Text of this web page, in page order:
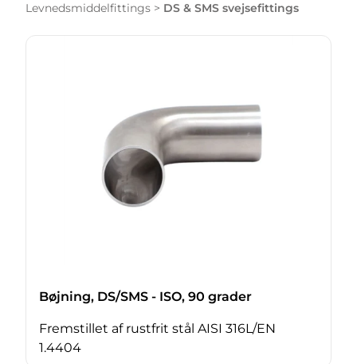
Levnedsmiddelfittings > DS & SMS svejsefittings
Bøjning, DS/SMS - ISO, 90 grader
Fremstillet af rustfrit stål AISI 316L/EN
1.4404